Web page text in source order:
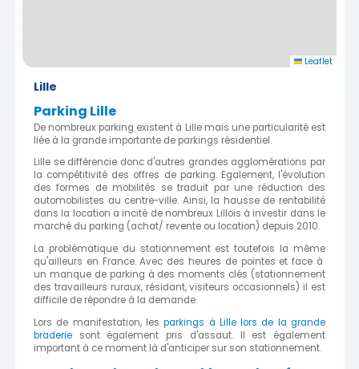
Leaflet
Lille
Parking Lille
De nombreux parking existent à Lille mais une particularité est
liée à la grande importante de parkings résidentiel.
Lille se différencie donc d'autres grandes agglomérations par
la compétitivité des offres de parking. Egalement, l'évolution
des formes de mobilités se traduit par une réduction des
automobilistes au centre-ville. Ainsi, la hausse de rentabilité
dans la location a incité de nombreux Lillois à investir dans le
marché du parking (achat/ revente ou location) depuis 2010.
La problématique du stationnement est toutefois la même
qu'ailleurs en France. Avec des heures de pointes et face à
un manque de parking à des moments clés (stationnement
des travailleurs ruraux, résidant, visiteurs occasionnels) il est
difficile de répondre à la demande.
Lors de manifestation, lesparkings à Lille lors de la grande
braderie sont également pris d'assaut. Il est également
important à ce moment là d'anticiper sur son stationnement.